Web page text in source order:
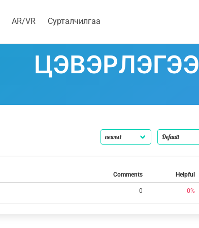
AR/VR Сурталчилгаа
ЦЭВЭРЛЭГЭЭ
Comments Helpful
0 0%